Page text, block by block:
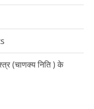
(चाणक्य निति ) के